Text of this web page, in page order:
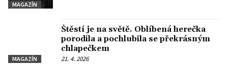
MAGAZÍN
MAGAZÍN
Štěstí je na světě. Oblíbená herečka
porodila a pochlubila se překrásným
chlapečkem
21. 4. 2026